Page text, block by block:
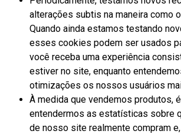
alterações subtis na maneira como
Quando ainda estamos testando
esses cookies podem ser usados
você receba uma experiência
estiver no site, enquanto
otimizações os nossos usuários
À medida que vendemos produtos,
entendermos as estatísticas sobre
de nosso site realmente compram